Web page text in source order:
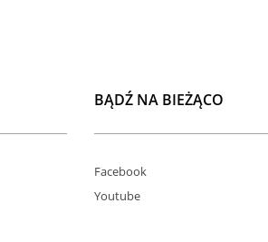
BĄDŹ NA BIEŻĄCO
Facebook
Youtube